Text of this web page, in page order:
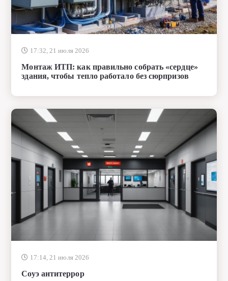
Монтаж ИТП: как правильно собрать «сердце»
здания, чтобы тепло работало без сюрпризов
Соуэ антитеррор